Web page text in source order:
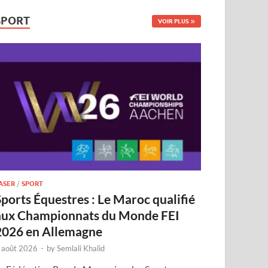
VOIR PLUS
/SPORT
Équestres : Le Maroc qualifié
Championnats du Monde FEI
en Allemagne
2026 - bySemlali Khalid